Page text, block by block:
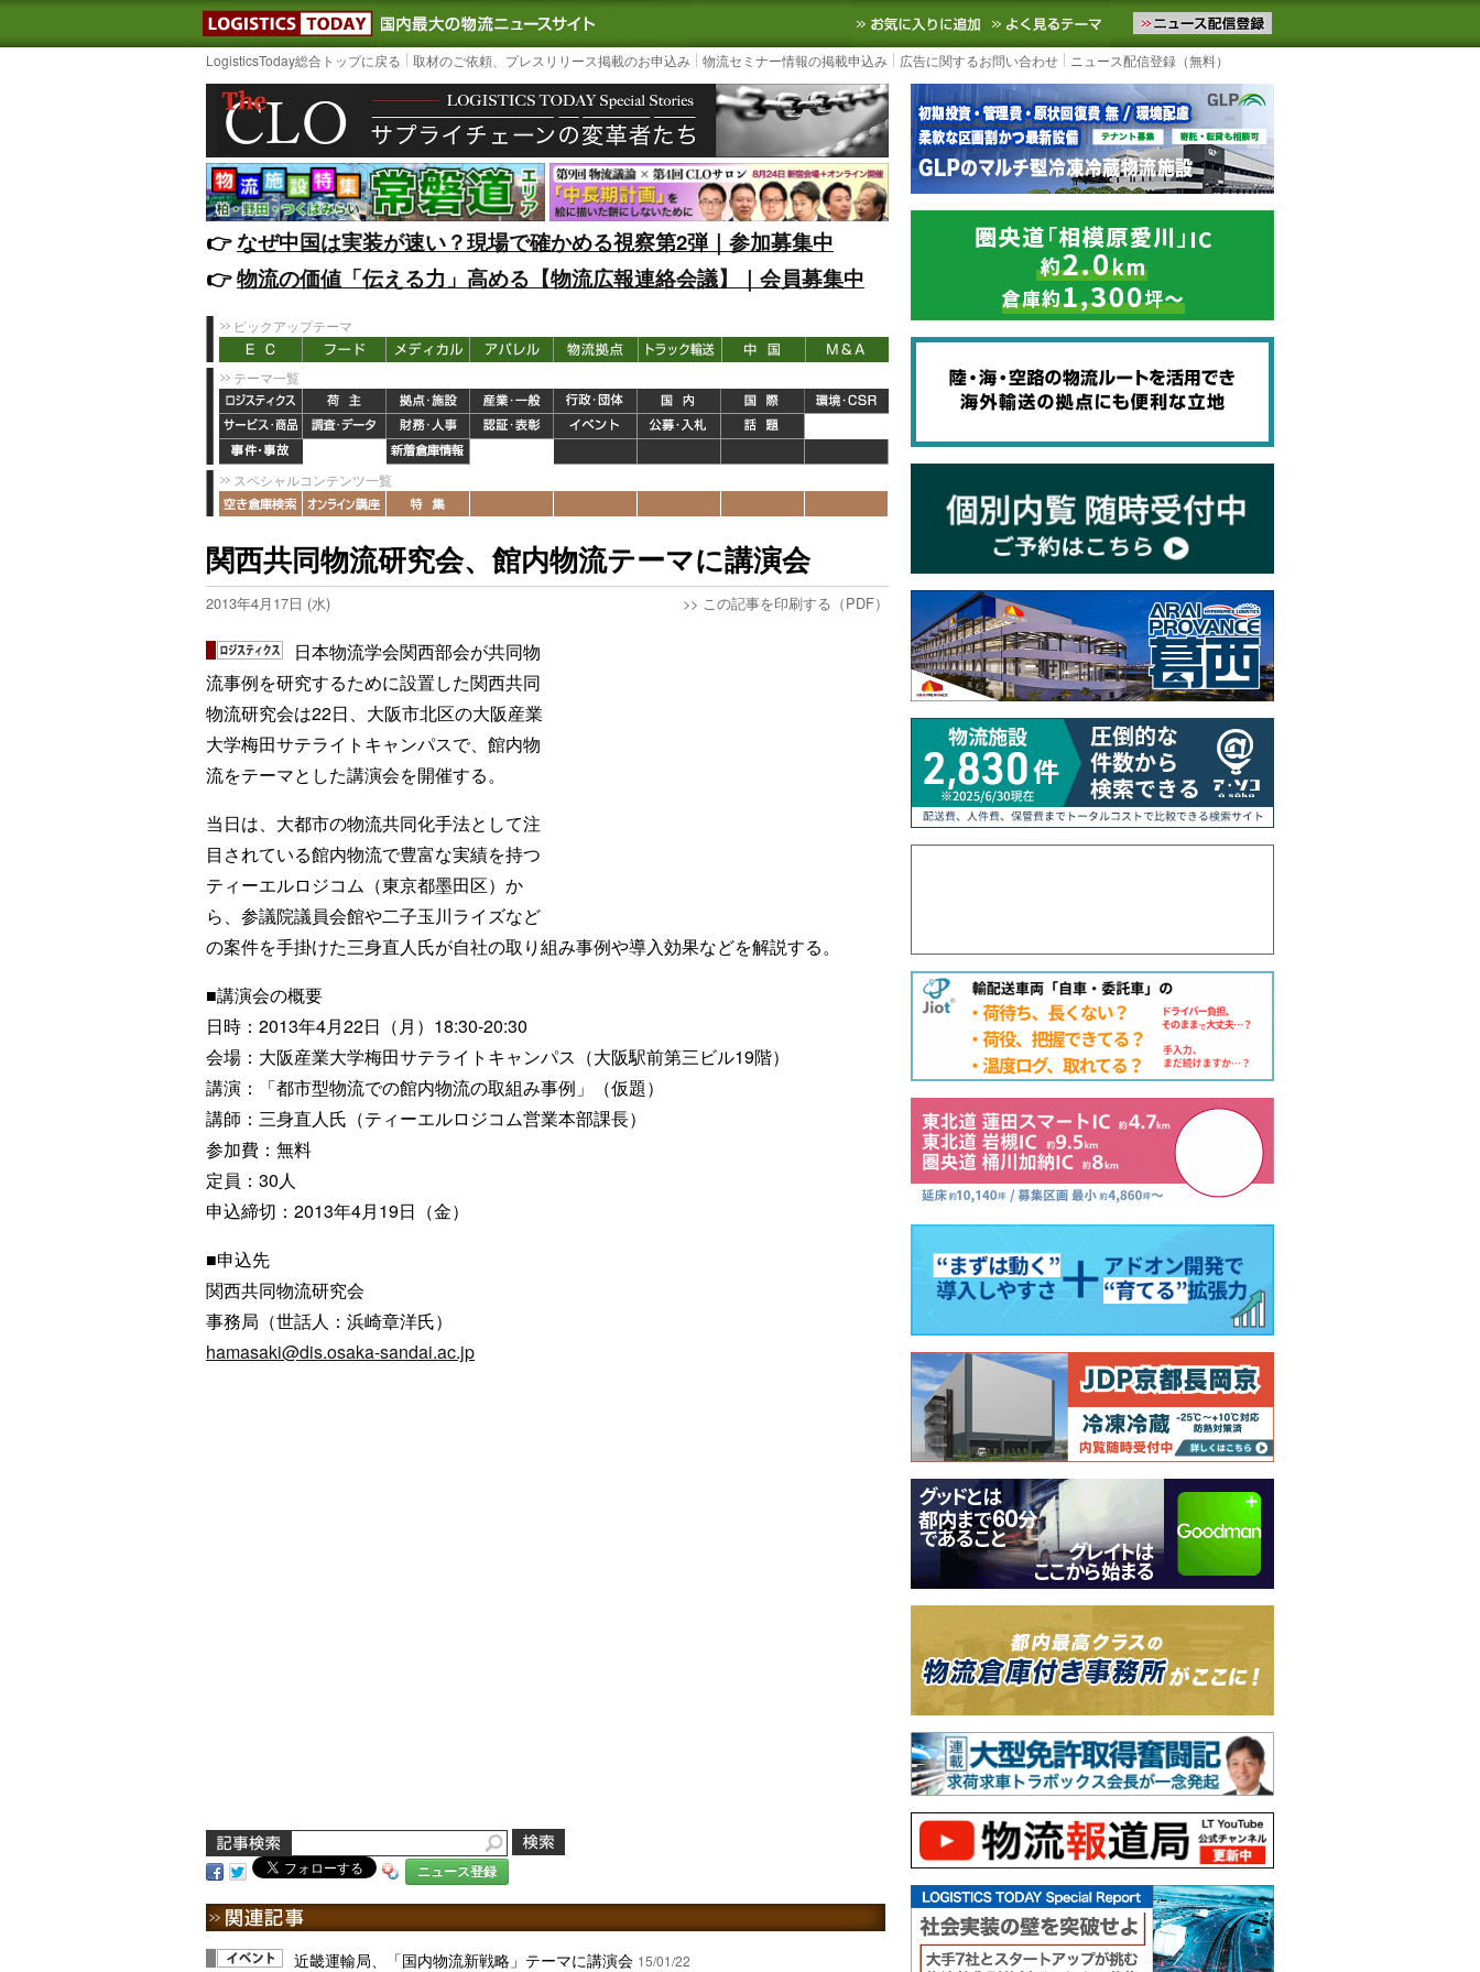
LOGISTICS TODAY｜国内最大の物流ニュースサイト3PL, SCMなど国内外の最新の物流ニュースをお届けします。物流ニュースメール配信を登録す
お気に入りに追加 よく見るテーマ
LogisticsToday総合トップに戻る 取材のご依頼、プレスリリース掲載のお申込み 物流セミナー情報の掲載申込み 広告に関するお問い合わせ ニュース配信登録（無料）
👉️なぜ中国は実装が速い？現場で確かめる視察第2弾｜参加募集中
👉️物流の価値「伝える力」高める【物流広報連絡会議】｜会員募集中
ピックアップテーマ
テーマ一覧
スペシャルコンテンツ一覧
関西共同物流研究会、館内物流テーマに講演会
2013年4月17日 (水) >> この記事を印刷する（PDF）
日本物流学会関西部会が共同物
流事例を研究するために設置した関西共同
物流研究会は22日、大阪市北区の大阪産業
大学梅田サテライトキャンパスで、館内物
流をテーマとした講演会を開催する。
当日は、大都市の物流共同化手法として注
目されている館内物流で豊富な実績を持つ
ティーエルロジコム（東京都墨田区）か
ら、参議院議員会館や二子玉川ライズなど
の案件を手掛けた三身直人氏が自社の取り組み事例や導入効果などを解説する。
■講演会の概要
日時：2013年4月22日（月）18:30-20:30
会場：大阪産業大学梅田サテライトキャンパス（大阪駅前第三ビル19階）
講演：「都市型物流での館内物流の取組み事例」（仮題）
講師：三身直人氏（ティーエルロジコム営業本部課長）
参加費：無料
定員：30人
申込締切：2013年4月19日（金）
■申込先
関西共同物流研究会
事務局（世話人：浜崎章洋氏）
hamasaki@dis.osaka-sandai.ac.jp
ニュース登録
近畿運輸局、「国内物流新戦略」テーマに講演会 15/01/22